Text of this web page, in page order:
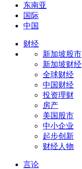
东南亚
国际
中国
财经
新加坡股市
新加坡财经
全球财经
中国财经
投资理财
房产
美国股市
中小企业
起步创新
财经人物
言论